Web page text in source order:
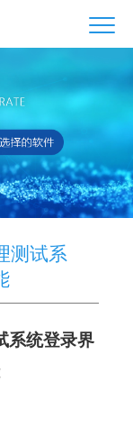
测试系
系统登录界